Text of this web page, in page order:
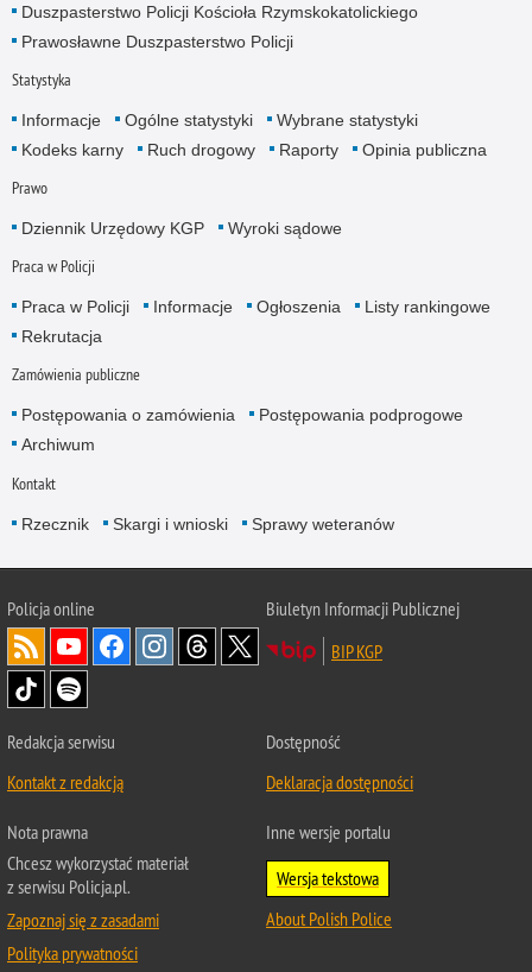
Duszpasterstwo Policji Kościoła Rzymskokatolickiego
Prawosławne Duszpasterstwo Policji
Statystyka
Informacje Ogólne statystyki
Wybrane statystyki
Kodeks karny
Ruch drogowy Raporty Opinia publiczna
Prawo
Dziennik Urzędowy KGP Wyroki sądowe
Praca w Policji
Praca w Policji Informacje Ogłoszenia
Listy rankingowe
Rekrutacja
Zamówienia publiczne
Postępowania o zamówienia
Postępowania podprogowe
Archiwum
Kontakt
Rzecznik Skargi i wnioski Sprawy weteranów
Policjaonline
Biuletyn Informacji Publicznej
BIP KGP
Redakcja serwisu
Kontakt z redakcją
Dostępność
Deklaracja dostępności
Nota prawna
Chcesz wykorzystać materiał
z serwisu Policja.pl.
Zapoznaj się z zasadami
Polityka prywatności
Inne wersje portalu
Wersja tekstowa
About Polish Police